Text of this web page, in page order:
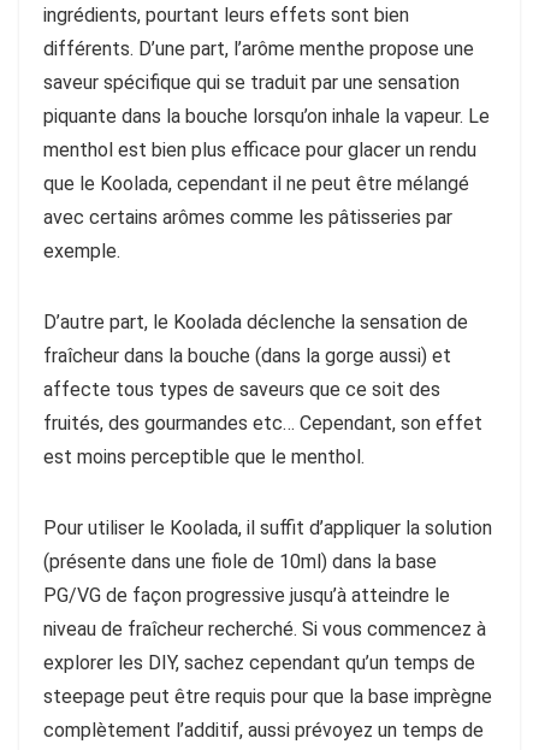
ingrédients, pourtant leurs effets sont bien
différents. D’une part, l’arôme menthe propose une
saveur spécifique qui se traduit par une sensation
piquante dans la bouche lorsqu’on inhale la vapeur. Le
menthol est bien plus efficace pour glacer un rendu
que le Koolada, cependant il ne peut être mélangé
avec certains arômes comme les pâtisseries par
exemple.
D’autre part, le Koolada déclenche la sensation de
fraîcheur dans la bouche (dans la gorge aussi) et
affecte tous types de saveurs que ce soit des
fruités, des gourmandes etc… Cependant, son effet
est moins perceptible que le menthol.
Pour utiliser le Koolada, il suffit d’appliquer la solution
(présente dans une fiole de 10ml) dans la base
PG/VG de façon progressive jusqu’à atteindre le
niveau de fraîcheur recherché. Si vous commencez à
explorer les DIY, sachez cependant qu’un temps de
steepage peut être requis pour que la base imprègne
complètement l’additif, aussi prévoyez un temps de